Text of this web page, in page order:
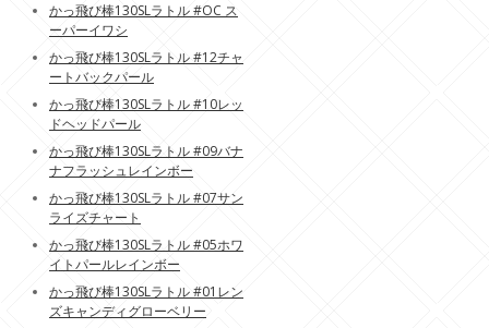
かっ飛び棒130SLラトル #OC ス
ーパーイワシ
かっ飛び棒130SLラトル #12チャ
ートバックパール
かっ飛び棒130SLラトル #10レッ
ドヘッドパール
かっ飛び棒130SLラトル #09バナ
ナフラッシュレインボー
かっ飛び棒130SLラトル #07サン
ライズチャート
かっ飛び棒130SLラトル #05ホワ
イトパールレインボー
かっ飛び棒130SLラトル #01レン
ズキャンディグローベリー